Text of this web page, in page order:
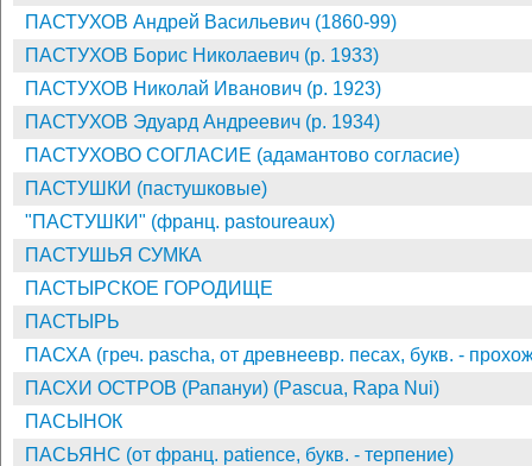
ПАСТУХОВ Андрей Васильевич (1860-99)
ПАСТУХОВ Борис Николаевич (р. 1933)
ПАСТУХОВ Николай Иванович (р. 1923)
ПАСТУХОВ Эдуард Андреевич (р. 1934)
ПАСТУХОВО СОГЛАСИЕ (адамантово согласие)
ПАСТУШКИ (пастушковые)
"ПАСТУШКИ" (франц. pastoureaux)
ПАСТУШЬЯ СУМКА
ПАСТЫРСКОЕ ГОРОДИЩЕ
ПАСТЫРЬ
ПАСХА (греч. pascha, от древнеевр. песах, букв. -
ПАСХИ ОСТРОВ (Рапануи) (Pascua, Rapa Nui)
ПАСЫНОК
ПАСЬЯНС (от франц. patience, букв. - терпение)